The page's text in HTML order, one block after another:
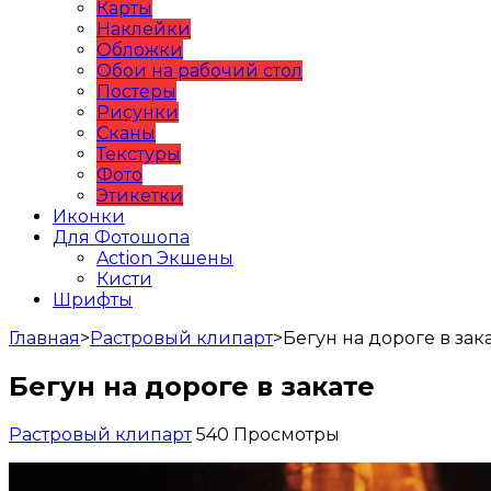
Карты
Наклейки
Обложки
Обои на рабочий стол
Постеры
Рисунки
Сканы
Текстуры
Фото
Этикетки
Иконки
Для Фотошопа
Action Экшены
Кисти
Шрифты
Главная>Растровый клипарт>Бегун на дороге в
Бегун на дороге в закате
Растровый клипарт 540 Просмотры